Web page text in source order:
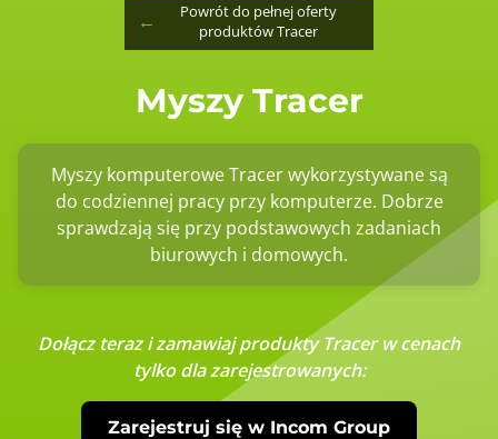
Powrót do pełnej oferty
produktów Tracer
Myszy Tracer
Myszy komputerowe Tracer wykorzystywane są
do codziennej pracy przy komputerze. Dobrze
sprawdzają się przy podstawowych zadaniach
biurowych i domowych.
Dołącz teraz i zamawiaj produkty Tracer w cenach
tylko dla zarejestrowanych:
Zarejestruj się w Incom Group